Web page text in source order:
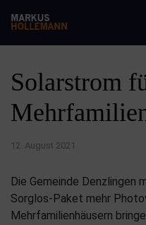
Solarstrom
12. August 2021
Die Gemeinde Denzlingen
Sorglos-Paket mehr
Mehrfamilienhäusern